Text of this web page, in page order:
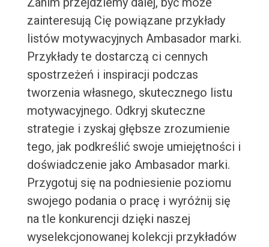
zainteresują Cię powiązane przykłady
listów motywacyjnych Ambasador marki.
Przykłady te dostarczą ci cennych
spostrzeżeń i inspiracji podczas
tworzenia własnego, skutecznego listu
motywacyjnego. Odkryj skuteczne
strategie i zyskaj głębsze zrozumienie
tego, jak podkreślić swoje umiejętności i
doświadczenie jako Ambasador marki.
Przygotuj się na podniesienie poziomu
swojego podania o pracę i wyróżnij się
na tle konkurencji dzięki naszej
wyselekcjonowanej kolekcji przykładów